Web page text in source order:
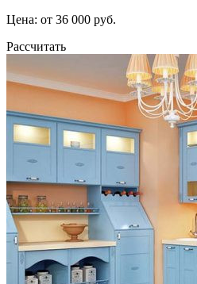
Цена: от 36 000 руб.
Рассчитать